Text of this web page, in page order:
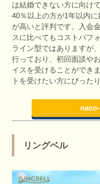
は結婚できない方に向け
40％以上の方が1年以内
が高いと評判です。入会
スに比べてもコストパフ
ライン型ではありますが
行っており、初回面談や
イスを受けることができ
トを受けたい方にぴった
リングベル